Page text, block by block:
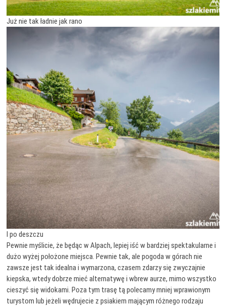
Już nie tak ładnie jak rano
I po deszczu
Pewnie myślicie, że będąc w Alpach, lepiej iść w bardziej spektakularne i
dużo wyżej położone miejsca. Pewnie tak, ale pogoda w górach nie
zawsze jest tak idealna i wymarzona, czasem zdarzy się zwyczajnie
kiepska, wtedy dobrze mieć alternatywę i wbrew aurze, mimo wszystko
cieszyć się widokami. Poza tym trasę tą polecamy mniej wprawionym
turystom lub jeżeli wędrujecie z psiakiem mającym różnego rodzaju